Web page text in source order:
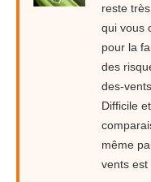
reste
qui vous
pour la
des
des-
Difficile
même
vents est